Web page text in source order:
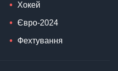
Хокей
Євро-2024
Фехтування